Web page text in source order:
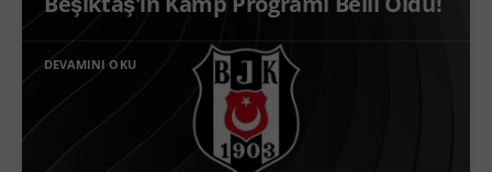
DEVAMINI OKU